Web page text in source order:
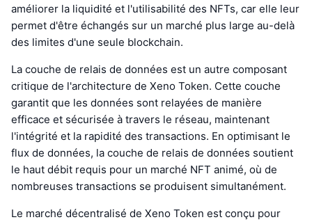
améliorer la liquidité et l'utilisabilité des NFTs, car elle leur
permet d'être échangés sur un marché plus large au-delà
des limites d'une seule blockchain.
La couche de relais de données est un autre composant
critique de l'architecture de Xeno Token. Cette couche
garantit que les données sont relayées de manière
efficace et sécurisée à travers le réseau, maintenant
l'intégrité et la rapidité des transactions. En optimisant le
flux de données, la couche de relais de données soutient
le haut débit requis pour un marché NFT animé, où de
nombreuses transactions se produisent simultanément.
Le marché décentralisé de Xeno Token est conçu pour